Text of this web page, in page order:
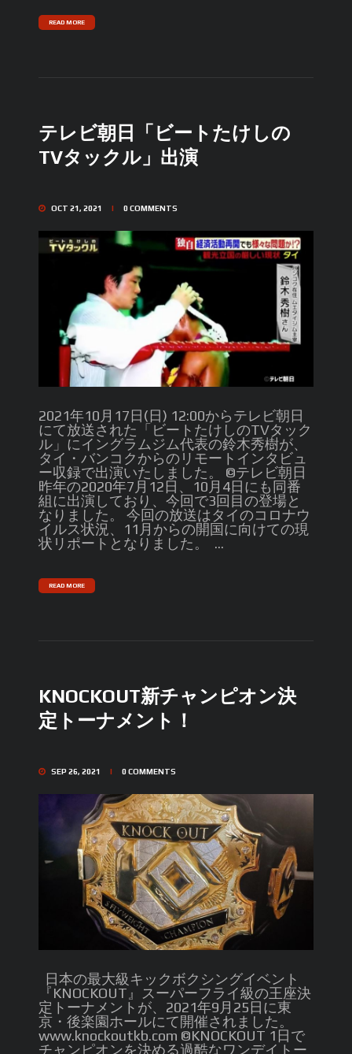
READ MORE
テレビ朝日「ビートたけしの
TVタックル」出演
OCT 21, 2021 0COMMENTS
2021年10月17日(日) 12:00からテレビ朝日
にて放送された「ビートたけしのTVタック
ル」にイングラムジム代表の鈴木秀樹が、
タイ・バンコクからのリモートインタビュ
ー収録で出演いたしました。 ©️テレビ朝日
昨年の2020年7月12日、10月4日にも同番
組に出演しており、今回で3回目の登場と
なりました。 今回の放送はタイのコロナウ
イルス状況、11月からの開国に向けての現
状リポートとなりました。 ...
READ MORE
KNOCKOUT新チャンピオン決
定トーナメント！
SEP 26, 2021 0COMMENTS
日本の最大級キックボクシングイベント
『KNOCKOUT』スーパーフライ級の王座決
定トーナメントが、2021年9月25日に東
京・後楽園ホールにて開催されました。
www.knockoutkb.com ©️KNOCKOUT 1日で
チャンピオンを決める過酷なワンデイトー